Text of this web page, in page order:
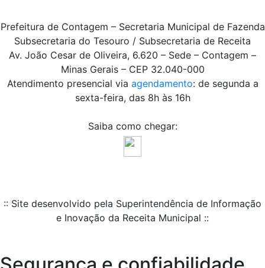
Prefeitura de Contagem – Secretaria Municipal de Fazenda
Subsecretaria do Tesouro / Subsecretaria de Receita
Av. João Cesar de Oliveira, 6.620 – Sede – Contagem –
Minas Gerais – CEP 32.040-000
Atendimento presencial via agendamento: de segunda a
sexta-feira, das 8h às 16h
Saiba como chegar:
:: Site desenvolvido pela Superintendência de Informação
e Inovação da Receita Municipal ::